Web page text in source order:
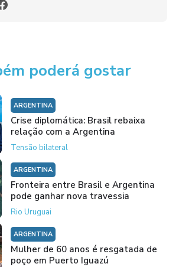
poderá gostar
ARGENTINA
Crise diplomática: Brasil rebaixa
relação com a Argentina
Tensão bilateral
ARGENTINA
Fronteira entre Brasil e Argentina
pode ganhar nova travessia
Rio Uruguai
ARGENTINA
Mulher de 60 anos é resgatada de
poço em Puerto Iguazú